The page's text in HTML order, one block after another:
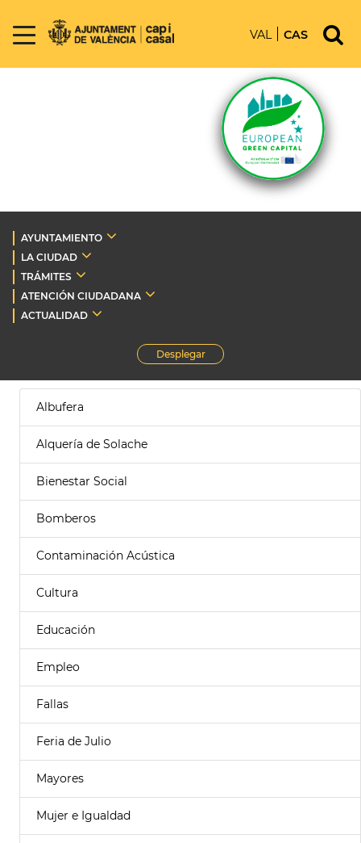
VAL CAS
AYUNTAMIENTO
LA CIUDAD
TRÁMITES
ATENCIÓN CIUDADANA
ACTUALIDAD
Desplegar
Albufera
Alquería de Solache
Bienestar Social
Bomberos
Contaminación Acústica
Cultura
Educación
Empleo
Fallas
Feria de Julio
Mayores
Mujer e Igualdad